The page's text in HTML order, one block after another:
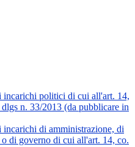
incarichi politici di cui all'art. 14,
n. 33/2013 (da pubblicare in
incarichi di amministrazione, di
di governo di cui all'art. 14, co.